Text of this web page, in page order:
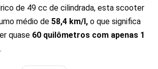
de 49 cc de cilindrada, esta scooter
médio de 58,4 km/l, o que significa
quase 60 quilômetros com apenas 1
.